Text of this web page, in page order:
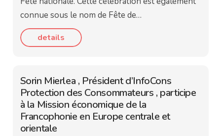
connue sous le nom de Fête de…
details
Sorin Mierlea , Président d’InfoCons
Protection des Consommateurs , participe
à la Mission économique de la
Francophonie en Europe centrale et
orientale